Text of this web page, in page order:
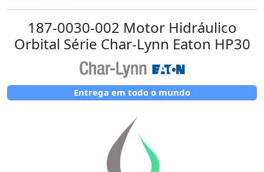
187-0030-002 Motor Hidráulico
Orbital Série Char-Lynn Eaton HP30
Entrega em todo o mundo